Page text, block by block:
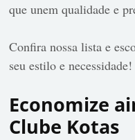
que unem qualidade e
Confira nossa lista e
seu estilo e necessidade!
Economize
Clube Kotas